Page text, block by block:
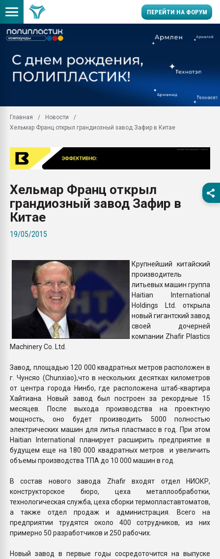
ПЕРЕЙТИ НА ФОРУМ
заводу пластмасс"
28.07.2026
пластмасс
28.07.2026
ситуацией на
ПЕРЕЙТИ НА
Главная
Новости
Хельмар Франц открыл грандиозный завод Зафир в Китае
Хельмар Франц открыл
грандиозный завод Зафир в
Китае
19/05/2015
Крупнейший китайский
производитель
литьевых машин группа
Haitian International
Holdings Ltd. открыла
новый гигантский завод
своей дочерней
компании Zhafir Plastics
Machinery Co. Ltd.
Завод, площадью 120 000 квадратных метров расположен в
г. Чунсяо (Chunxiao),что в нескольких десятках километров
от центра города Нинбо, где расположена штаб-квартира
Хайтиана. Новый завод был построен за рекордные 15
месяцев. После выхода производства на проектную
мощность, оно будет производить 5000 полностью
электрических машин для литья пластмасс в год. При этом
Haitian International планирует расширить предприятие в
будущем еще на 180 000 квадратных метров и увеличить
объемы производства ТПА до 10 000 машин в год.
В состав нового завода Zhafir входят отдел НИОКР,
конструкторское бюро, цеха металлообработки,
технологическая служба, цеха сборки термопластавтоматов,
а также отдел продаж и администрация. Всего на
предприятии трудятся около 400 сотрудников, из них
примерно 50 разработчиков и 250 рабочих.
Новый завод в первые годы сосредоточится на выпуске